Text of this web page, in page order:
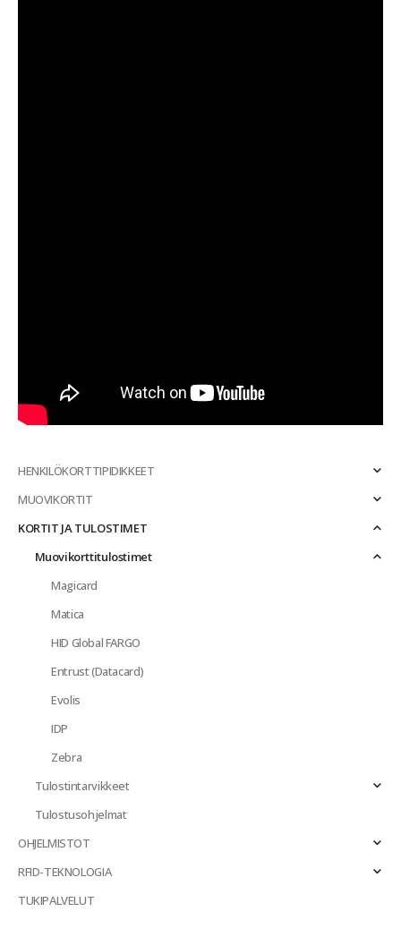
HENKILÖKORTTIPIDIKKEET
MUOVIKORTIT
KORTIT JA TULOSTIMET
Muovikorttitulostimet
Magicard
Matica
HID Global FARGO
Entrust (Datacard)
Evolis
IDP
Zebra
Tulostintarvikkeet
Tulostusohjelmat
OHJELMISTOT
RFID-TEKNOLOGIA
TUKIPALVELUT